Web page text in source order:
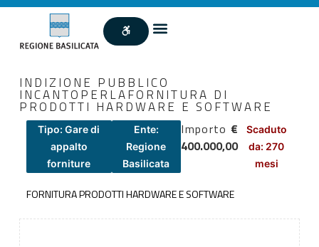
INDIZIONE PUBBLICO
INCANTOPERLAFORNITURA DI
PRODOTTI HARDWARE E SOFTWARE
Tipo: Gare di
appalto
forniture
Ente:
Regione
Basilicata
Importo €
400.000,00
Scaduto
da: 270
mesi
FORNITURA PRODOTTI HARDWARE E SOFTWARE